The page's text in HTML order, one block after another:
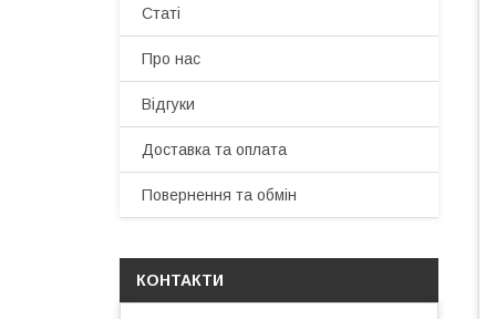
Статі
Про нас
Відгуки
Доставка та оплата
Повернення та обмін
КОНТАКТИ